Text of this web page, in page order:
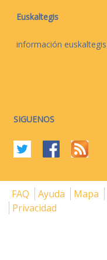
Euskaltegis
información euskaltegis
SIGUENOS
FAQ Ayuda Mapa
Privacidad